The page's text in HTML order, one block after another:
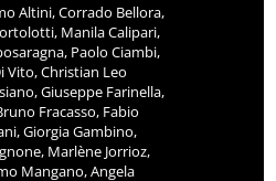
Altini, Corrado Bellora,
Manila Calipari,
Paolo Ciambi,
Vito, Christian Leo
Giuseppe Farinella,
Fracasso, Fabio
Giorgia Gambino,
Marlène Jorrioz,
Mangano, Angela